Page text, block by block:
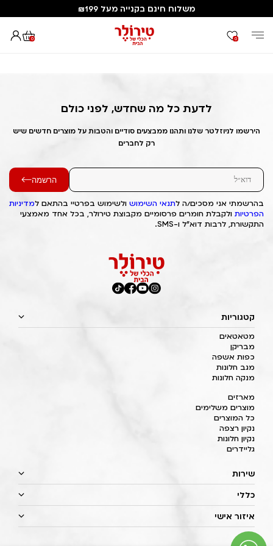
משלוח חינם בקנייה מעל ₪199
0 0
דף הבית Out of Stock Alert 2025/06/01 1748777395
לדעת כל מה שחדש, לפני כולם
הירשמו לניוזלטר שלנו ותהנו ממבצעים סודיים והטבות על מוצרים חדשים שיש
רק לחברים
הרשמה
בהרשמתי אני מסכים/ה לתנאי השימוש ולשימוש בפרטיי בהתאם למדיניות
הפרטיות ולקבלת חומרים פרסומיים מקבוצת טירולר, בכל אחד מאמצעי
התקשורת, לרבות דוא"ל ו-SMS.
קטגוריות
מטאטאים
מבריקן
כפות אשפה
מגב חלונות
מנקה חלונות
מארזים
מוצרים משלימים
כל המוצרים
נקיון רצפה
נקיון חלונות
גליידרים
שירות
כללי
איזור אישי